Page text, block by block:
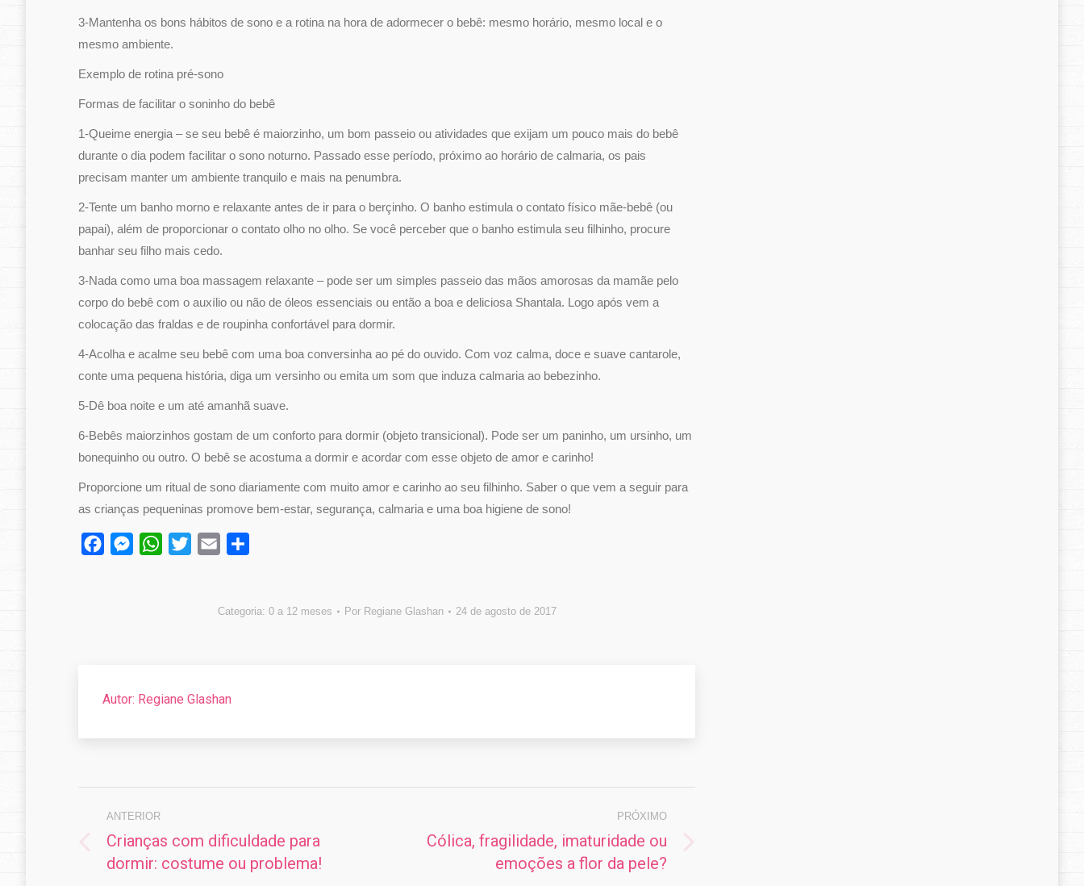
3-Mantenha os bons hábitos de sono e a rotina na hora de adormecer o bebê: mesmo horário, mesmo local e o
mesmo ambiente.
Exemplo de rotina pré-sono
Formas de facilitar o soninho do bebê
1-Queime energia – se seu bebê é maiorzinho, um bom passeio ou atividades que exijam um pouco mais do bebê
durante o dia podem facilitar o sono noturno. Passado esse período, próximo ao horário de calmaria, os pais
precisam manter um ambiente tranquilo e mais na penumbra.
2-Tente um banho morno e relaxante antes de ir para o berçinho. O banho estimula o contato físico mãe-bebê (ou
papai), além de proporcionar o contato olho no olho. Se você perceber que o banho estimula seu filhinho, procure
banhar seu filho mais cedo.
3-Nada como uma boa massagem relaxante – pode ser um simples passeio das mãos amorosas da mamãe pelo
corpo do bebê com o auxílio ou não de óleos essenciais ou então a boa e deliciosa Shantala. Logo após vem a
colocação das fraldas e de roupinha confortável para dormir.
4-Acolha e acalme seu bebê com uma boa conversinha ao pé do ouvido. Com voz calma, doce e suave cantarole,
conte uma pequena história, diga um versinho ou emita um som que induza calmaria ao bebezinho.
5-Dê boa noite e um até amanhã suave.
6-Bebês maiorzinhos gostam de um conforto para dormir (objeto transicional). Pode ser um paninho, um ursinho, um
bonequinho ou outro. O bebê se acostuma a dormir e acordar com esse objeto de amor e carinho!
Proporcione um ritual de sono diariamente com muito amor e carinho ao seu filhinho. Saber o que vem a seguir para
as crianças pequeninas promove bem-estar, segurança, calmaria e uma boa higiene de sono!
FacebookMessengerWhatsApp
Twitter Email
Categoria: 0 a 12 meses Por Regiane Glashan 24 de agosto de 2017
Autor: Regiane Glashan
Navegação
post:
ANTERIOR
Post
anterior:
Crianças com dificuldade para
dormir: costume ou problema!
PRÓXIMO
Próximo
Cólica, fragilidade, imaturidade ou
emoções a flor da pele?